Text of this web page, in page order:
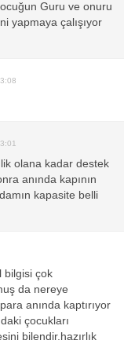
Guru ve onuru
yapmaya çalışıyor
olana kadar destek
anında kapının
kapasite belli
bilgisi çok
da nereye
anında kaptırıyor
çocukları
bilendir.hazırlık